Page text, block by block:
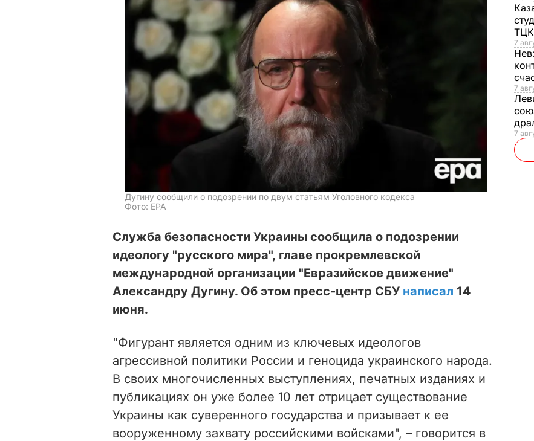
Дугину сообщили о подозрении по двум статьям Уголовного кодекса
Фото: EPA
Служба безопасности Украины сообщила о подозрении
идеологу "русского мира", главе прокремлевской
международной организации "Евразийское движение"
Александру Дугину. Об этом пресс-центр СБУ написал 14
июня.
"Фигурант является одним из ключевых идеологов
агрессивной политики России и геноцида украинского народа.
В своих многочисленных выступлениях, печатных изданиях и
публикациях он уже более 10 лет отрицает существование
Украины как суверенного государства и призывает к ее
вооруженному захвату российскими войсками", – говорится в
ТЦК
7
7
7